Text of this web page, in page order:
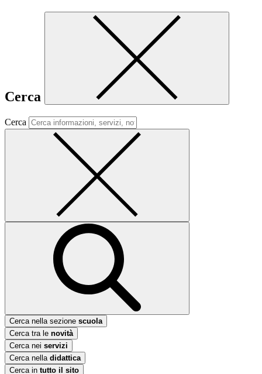
Cerca
Cerca
Cerca nella sezione scuola
Cerca tra le novità
Cerca nei servizi
Cerca nella didattica
Cerca in tutto il sito